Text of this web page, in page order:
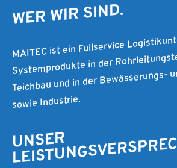
WER WIR SIND.
MAITEC ist ein Fullservice
Systemprodukte in der
Teichbau und in der Bewässerungs-
sowie Industrie.
UNSER